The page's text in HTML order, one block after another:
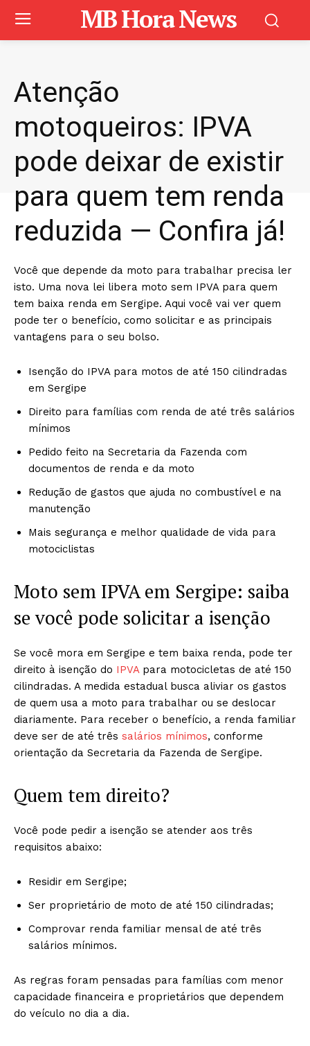
MB Hora News
Atenção
motoqueiros: IPVA
pode deixar de existir
para quem tem renda
reduzida — Confira já!
Você que depende da moto para trabalhar precisa ler
isto. Uma nova lei libera moto sem IPVA para quem
tem baixa renda em Sergipe. Aqui você vai ver quem
pode ter o benefício, como solicitar e as principais
vantagens para o seu bolso.
Isenção do IPVA para motos de até 150 cilindradas
em Sergipe
Direito para famílias com renda de até três salários
mínimos
Pedido feito na Secretaria da Fazenda com
documentos de renda e da moto
Redução de gastos que ajuda no combustível e na
manutenção
Mais segurança e melhor qualidade de vida para
motociclistas
Moto sem IPVA em Sergipe: saiba
se você pode solicitar a isenção
Se você mora em Sergipe e tem baixa renda, pode ter
direito à isenção do IPVApara motocicletas de até 150
cilindradas. A medida estadual busca aliviar os gastos
de quem usa a moto para trabalhar ou se deslocar
diariamente. Para receber o benefício, a renda familiar
deve ser de até três salários mínimos, conforme
orientação da Secretaria da Fazenda de Sergipe.
Quem tem direito?
Você pode pedir a isenção se atender aos três
requisitos abaixo:
Residir em Sergipe;
Ser proprietário de moto de até 150 cilindradas;
Comprovar renda familiar mensal de até três
salários mínimos.
As regras foram pensadas para famílias com menor
capacidade financeira e proprietários que dependem
do veículo no dia a dia.